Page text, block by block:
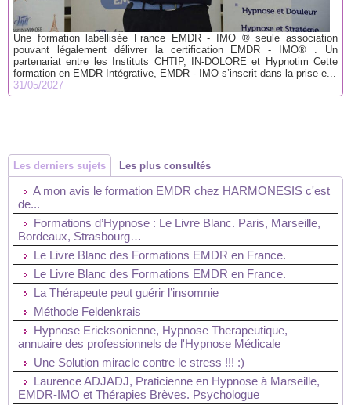
Une formation labellisée France EMDR - IMO ® seule association
pouvant légalement délivrer la certification EMDR - IMO® . Un
partenariat entre les Instituts CHTIP, IN-DOLORE et Hypnotim Cette
formation en EMDR Intégrative, EMDR - IMO s’inscrit dans la prise e...
31/05/2027
Les derniers sujets Les plus consultés
A mon avis le formation EMDR chez HARMONESIS c'est
de...
Formations d’Hypnose : Le Livre Blanc. Paris, Marseille,
Bordeaux, Strasbourg…
Le Livre Blanc des Formations EMDR en France.
Le Livre Blanc des Formations EMDR en France.
La Thérapeute peut guérir l’insomnie
Méthode Feldenkrais
Hypnose Ericksonienne, Hypnose Therapeutique,
annuaire des professionnels de l'Hypnose Médicale
Une Solution miracle contre le stress !!! :)
Laurence ADJADJ, Praticienne en Hypnose à Marseille,
EMDR-IMO et Thérapies Brèves. Psychologue